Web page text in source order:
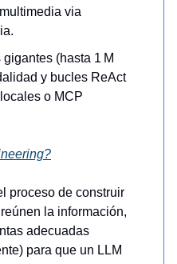
via
(hasta 1 M
y bucles ReAct
o MCP
proceso de construir
la información,
adecuadas
para que un LLM